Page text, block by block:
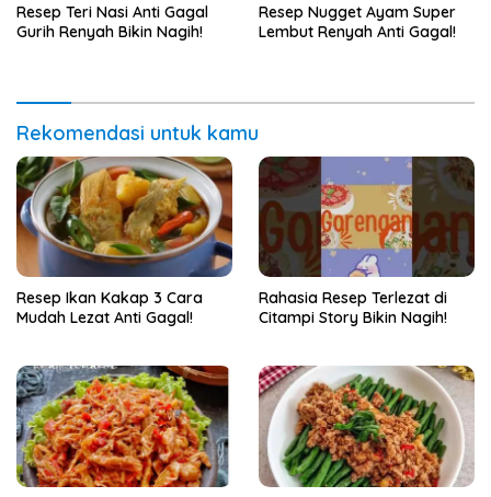
Resep Teri Nasi Anti Gagal
Gurih Renyah Bikin Nagih!
Resep Nugget Ayam Super
Lembut Renyah Anti Gagal!
Rekomendasi untuk kamu
Resep Ikan Kakap 3 Cara
Mudah Lezat Anti Gagal!
Rahasia Resep Terlezat di
Citampi Story Bikin Nagih!